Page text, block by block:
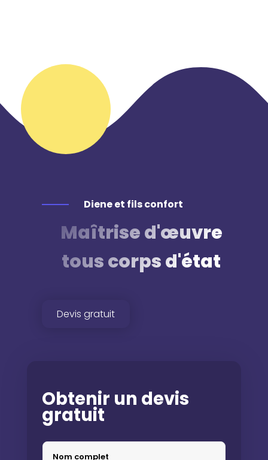
Diene et fils confort
Maîtrise d'œuvre
tous corps d'état
Devis gratuit
Obtenir un devis
gratuit